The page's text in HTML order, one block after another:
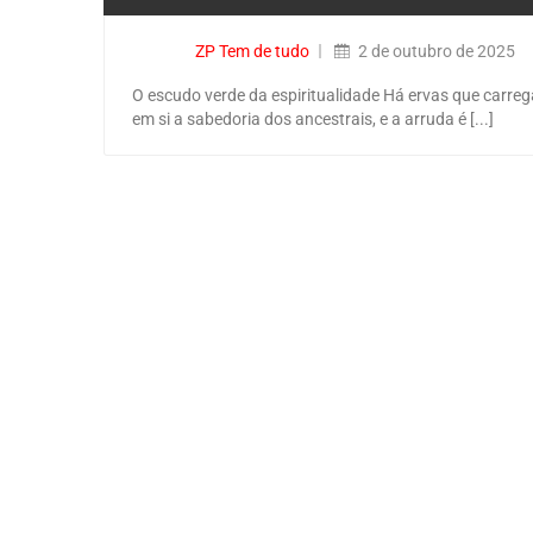
ZP Tem de tudo 2 de outubro de 2025
O escudo verde da espiritualidade Há ervas que
em si a sabedoria dos ancestrais, e a arruda é [...]